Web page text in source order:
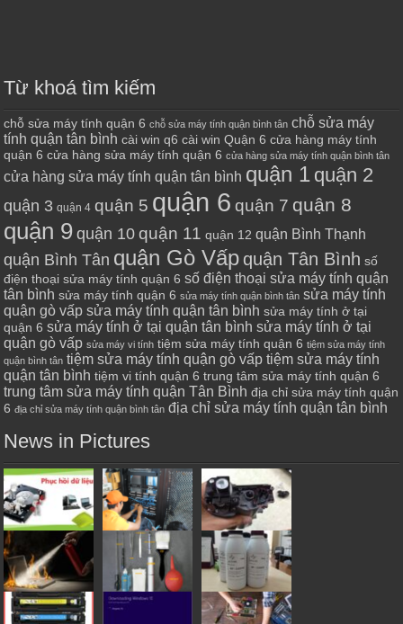
Từ khoá tìm kiếm
chỗ sửa máy tính quận 6 chỗ sửa máy tính quận bình tân chỗ sửa máy
tính quận tân bình cài win q6 cài win Quận 6 cửa hàng máy tính
quận 6 cửa hàng sửa máy tính quận 6 cửa hàng sửa máy tính quận bình tân
cửa hàng sửa máy tính quận tân bình quận 1 quận 2
quận 3 quận 4 quận 5 quận 6 quận 7 quận 8
quận 9 quận 10 quận 11 quận 12 quận Bình Thạnh
quận Bình Tân quận Gò Vấp quận Tân Bình số
điện thoại sửa máy tính quận 6 số điện thoại sửa máy tính quận
tân bình sửa máy tính quận 6 sửa máy tính quận bình tân sửa máy tính
quận gò vấp sửa máy tính quận tân bình sửa máy tính ở tại
quận 6 sửa máy tính ở tại quận tân bình sửa máy tính ở tại
quận gò vấp sửa máy vi tính tiệm sửa máy tính quận 6 tiệm sửa máy tính
quận bình tân tiệm sửa máy tính quận gò vấp tiệm sửa máy tính
quận tân bình tiệm vi tính quận 6 trung tâm sửa máy tính quận 6
trung tâm sửa máy tính quận Tân Bình địa chỉ sửa máy tính quận
6 địa chỉ sửa máy tính quận bình tân địa chỉ sửa máy tính quận tân bình
News in Pictures